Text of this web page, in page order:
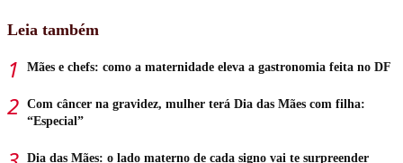
Leia também
Mães e chefs: como a maternidade eleva a gastronomia feita no DF
Com câncer na gravidez, mulher terá Dia das Mães com filha:
“Especial”
Dia das Mães: o lado materno de cada signo vai te surpreender